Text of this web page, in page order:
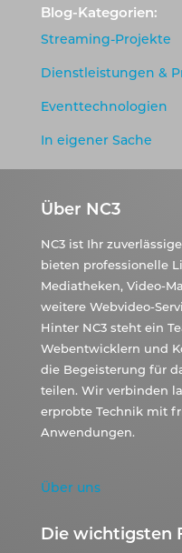
Blog-Kategorien:
Streaming-Projekte
Dienstleistungen &
Eventtechnologien
In eigener Sache
Über NC3
NC3 ist Ihr
bieten professionelle
Mediatheken, Video-
weitere Webvideo-
Hinter NC3 steht ein
Webentwicklern und
die Begeisterung für
teilen. Wir verbinden
erprobte Technik mit
Anwendungen.
Über uns
Die wichtigsten